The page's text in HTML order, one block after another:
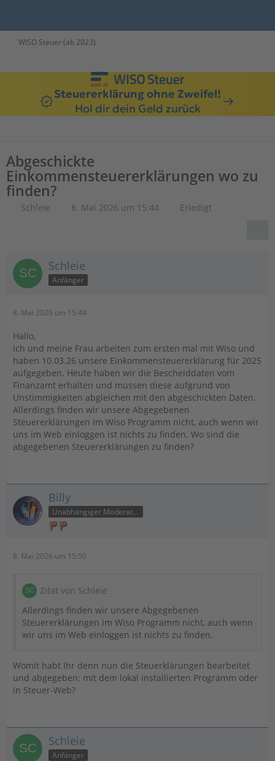
WISO Steuer (ab 2023)
Steuererklärung ohne Zweifel!
Hol dir dein Geld zurück
Abgeschickte
Einkommensteuererklärungen wo zu
finden?
Schleie 8. Mai 2026 um 15:44 Erledigt
Schleie
Anfänger
8. Mai 2026 um 15:44
Hallo,
ich und meine Frau arbeiten zum ersten mal mit Wiso und
haben 10.03.26 unsere Einkommensteuererklärung für 2025
aufgegeben. Heute haben wir die Bescheiddaten vom
Finanzamt erhalten und müssen diese aufgrund von
Unstimmigkeiten abgleichen mit den abgeschickten Daten.
Allerdings finden wir unsere Abgegebenen
Steuererklärungen im Wiso Programm nicht, auch wenn wir
uns im Web einloggen ist nichts zu finden. Wo sind die
abgegebenen Steuererklärungen zu finden?
Billy
Unabhängiger Moderator
8. Mai 2026 um 15:50
Zitat von Schleie
Allerdings finden wir unsere Abgegebenen
Steuererklärungen im Wiso Programm nicht, auch wenn
wir uns im Web einloggen ist nichts zu finden.
Womit habt Ihr denn nun die Steuerklärungen bearbeitet
und abgegeben: mit dem lokal installierten Programm oder
in Steuer-Web?
Schleie
Anfänger